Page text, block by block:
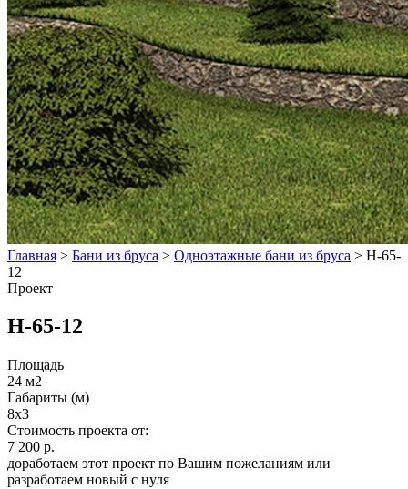
Главная > Бани из бруса > Одноэтажные бани из бруса > Н-65-
12
Проект
Н-65-12
Площадь
24 м2
Габариты (м)
8x3
Стоимость проекта от:
7 200 р.
доработаем этот проект по Вашим пожеланиям или
разработаем новый с нуля